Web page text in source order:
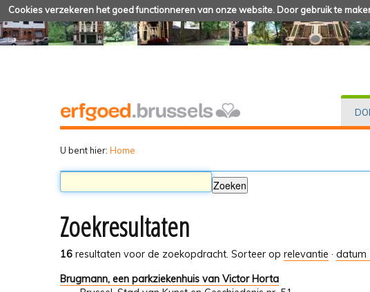
Cookies verzekeren het goed functionneren van onze website. Door gebruik te
U bent hier: Home
Zoekresultaten
16 resultaten voor de zoekopdracht. Sorteer op relevantie · datum
Brugmann, een parkziekenhuis van Victor Horta